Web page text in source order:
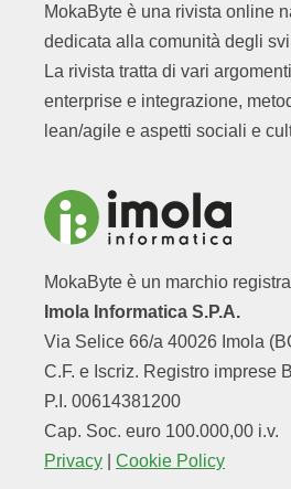
MokaByte è una rivista online
dedicata alla comunità degli
La rivista tratta di vari
enterprise e integrazione,
lean/agile e aspetti sociali e
MokaByte è un marchio
Imola Informatica S.P.A.
Via Selice 66/a 40026 Imola
C.F. e Iscriz. Registro imprese
P.I. 00614381200
Cap. Soc. euro 100.000,00 i.v.
Privacy
Cookie Policy